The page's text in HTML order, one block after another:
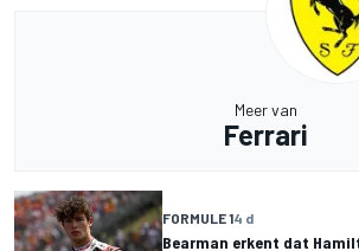
Meer van
Ferrari
FORMULE 14 d
Bearman erkent dat